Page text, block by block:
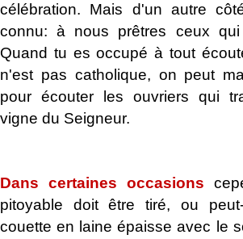
célébration. Mais d'un autre
connu: à nous prêtres ceux
Quand tu es occupé à tout
n'est pas catholique, on peut
pour écouter les ouvriers qui
vigne du Seigneur.
Dans certaines occasions
pitoyable doit être tiré, ou
couette en laine épaisse avec le